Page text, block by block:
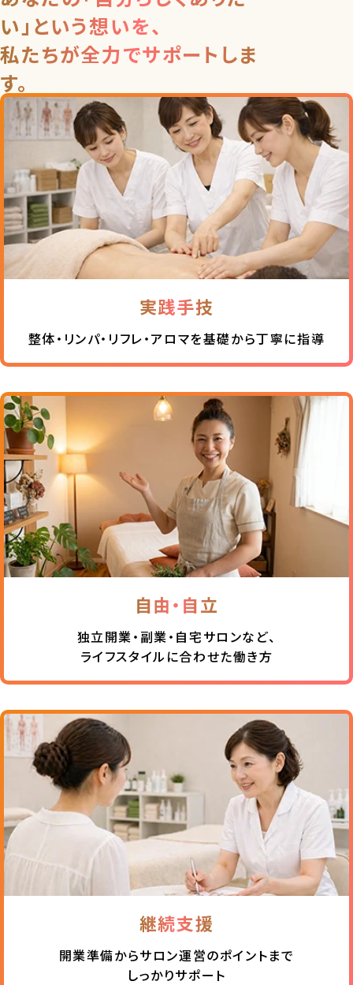
い」という想いを、
私たちが全力でサポートしま
す。
実践手技
整体・リンパ・リフレ・アロマを基礎から丁寧に指導
自由・自立
独立開業・副業・自宅サロンなど、
ライフスタイルに合わせた働き方
継続支援
開業準備からサロン運営のポイントまで
しっかりサポート